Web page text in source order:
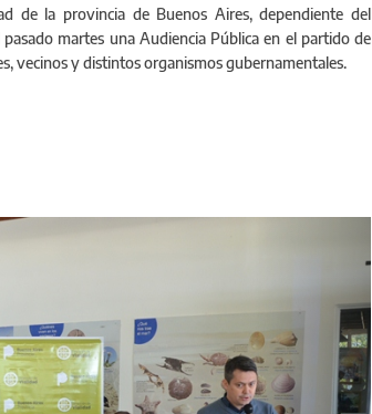
de la provincia de Buenos Aires, dependiente del
martes una Audiencia Pública en el partido de
vecinos y distintos organismos gubernamentales.